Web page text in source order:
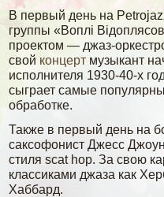
В первый день на
группы «Воплi
проектом — джаз-
свой концерт музыкант
исполнителя 1930-40-х
сыграет самые
обработке.
Также в первый день на
саксофонист Джесс
стиля scat hop. За свою
классиками джаза как
Хаббард.